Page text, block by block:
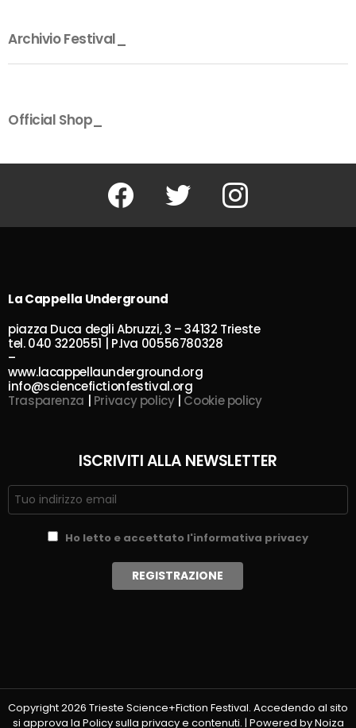
Archivio Festival_
Official Shop_
Facebook Twitter Instagram
La Cappella Underground
piazza Duca degli Abruzzi, 3 – 34132 Trieste
tel. 040 3220551 | P.Iva 00556780328
–
www.lacappellaunderground.org
info@sciencefictionfestival.org
Trasparenza | Privacy policy| Cookie policy
ISCRIVITI ALLA NEWSLETTER
Ho letto e accettato l'informativa privacy
Copyright 2026 Trieste Science+Fiction Festival. Accedendo al sito
si approva la Policy sulla privacy e contenuti. | Powered by Noiza